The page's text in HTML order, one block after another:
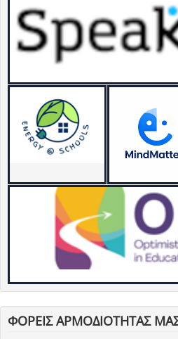
ΦΟΡΕΙΣ ΑΡΜΟΔΙΟΤΗΤΑΣ